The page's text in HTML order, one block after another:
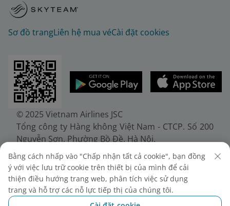
Sơ đồ trangLiên hệ mua véCài đặt cookies
© 2025 Vietnam Airlines JSC
Tổng công ty Hàng không Việt Nam - CTCP. Số 200
Nguyễn Sơn, Phường Bồ Đề, Hà Nội.
Điện thoại: (+84-24) 38272289. Fax: (+84-24)
38722375
Giấy chứng nhận đăng ký doanh nghiệp, mã số
doanh nghiệp 0100107518, đăng ký lần đầu ngày
30/6/2010, đăng ký thay đổi lần thứ 10 ngày
Bằng cách nhấp vào "Chấp nhận tất cả cookie", bạn đồng
ý với việc lưu trữ cookie trên thiết bị của mình để cải
thiện điều hướng trang web, phân tích việc sử dụng
trang và hỗ trợ các nỗ lực tiếp thị của chúng tôi.